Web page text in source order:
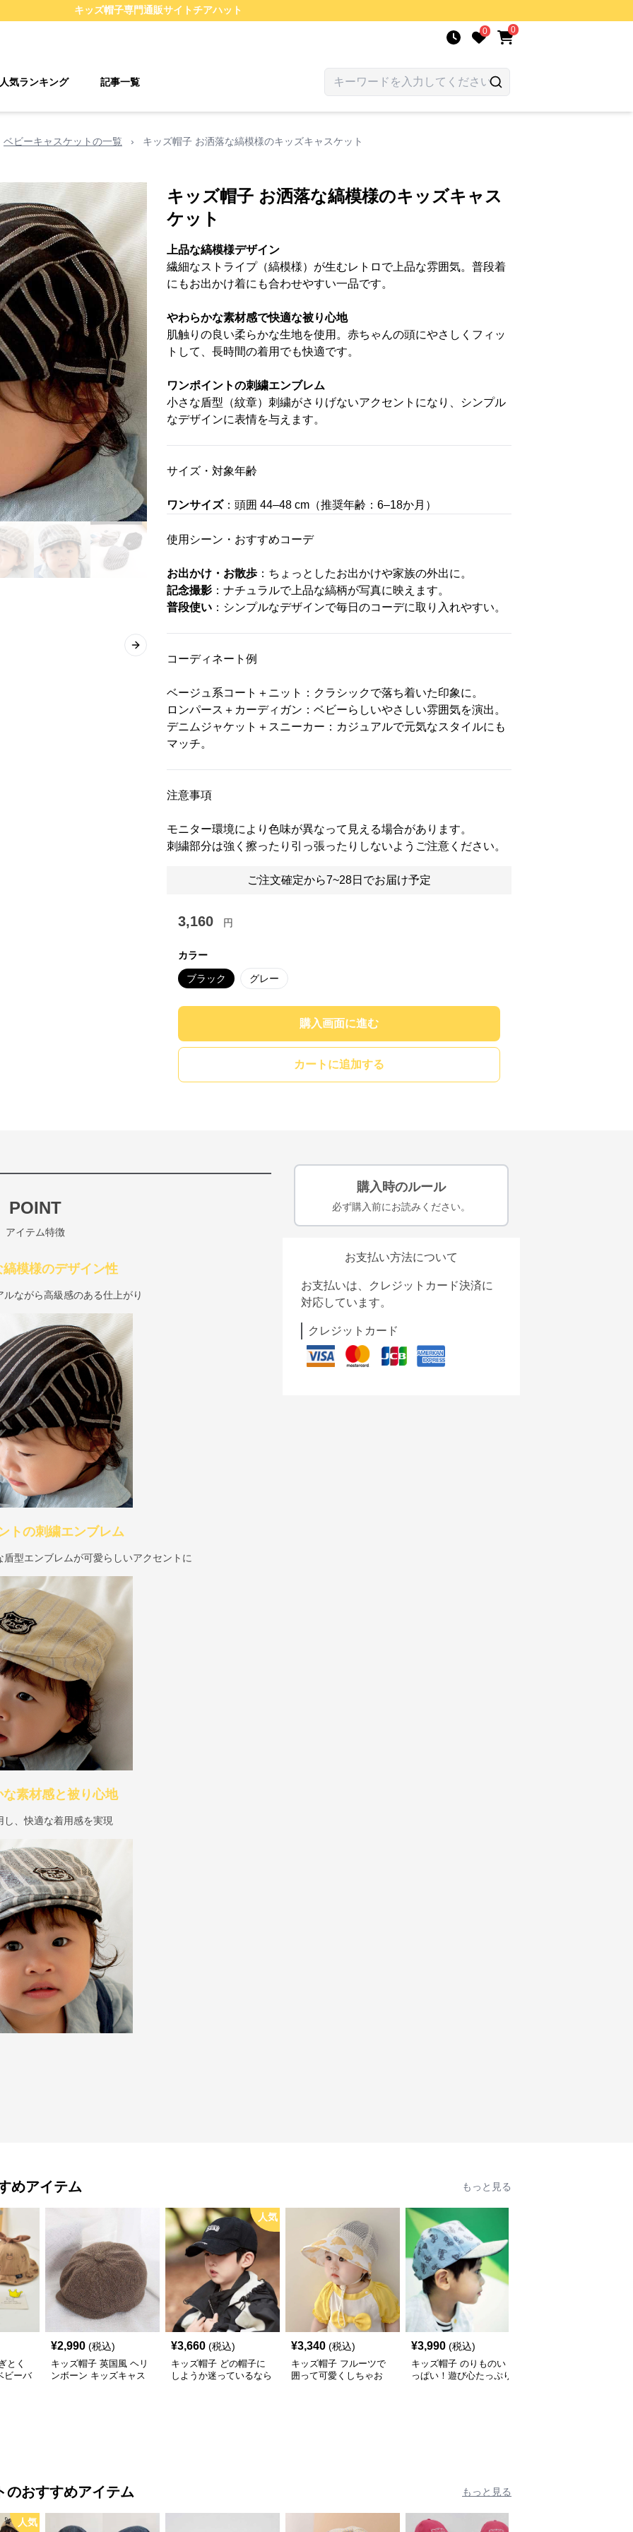
キッズ帽子専門通販サイトチアハット
0 0
人気ランキング 記事一覧
ベビーキャスケットの一覧 › キッズ帽子 お洒落な縞模様のキッズキャスケット
Next slide
キッズ帽子 お洒落な縞模様のキッズキャス
ケット
上品な縞模様デザイン
繊細なストライプ（縞模様）が生むレトロで上品な雰囲気。普段着
にもお出かけ着にも合わせやすい一品です。
やわらかな素材感で快適な被り心地
肌触りの良い柔らかな生地を使用。赤ちゃんの頭にやさしくフィッ
トして、長時間の着用でも快適です。
ワンポイントの刺繍エンブレム
小さな盾型（紋章）刺繍がさりげないアクセントになり、シンプル
なデザインに表情を与えます。
サイズ・対象年齢
ワンサイズ：頭囲 44–48 cm（推奨年齢：6–18か月）
使用シーン・おすすめコーデ
お出かけ・お散歩 ：ちょっとしたお出かけや家族の外出に。
記念撮影 ：ナチュラルで上品な縞柄が写真に映えます。
普段使い ：シンプルなデザインで毎日のコーデに取り入れやすい。
コーディネート例
ベージュ系コート＋ニット：クラシックで落ち着いた印象に。
ロンパース＋カーディガン：ベビーらしいやさしい雰囲気を演出。
デニムジャケット＋スニーカー：カジュアルで元気なスタイルにも
マッチ。
注意事項
モニター環境により色味が異なって見える場合があります。
刺繍部分は強く擦ったり引っ張ったりしないようご注意ください。
ご注文確定から7~28日でお届け予定
3,160 円
カラー
ブラック グレー
購入画面に進む
カートに追加する
POINT
アイテム特徴
縞模様のデザイン性
ながら高級感のある仕上がり
トの刺繍エンブレム
型エンブレムが可愛らしいアクセントに
な素材感と被り心地
、快適な着用感を実現
購入時のルール
必ず購入前にお読みください。
お支払い方法について
お支払いは、クレジットカード決済に
対応しています。
クレジットカード
めアイテム もっと見る
とく
ビーバ
¥2,990 (税込)
キッズ帽子 英国風 ヘリ
ンボーン キッズキャス
人気
¥3,660 (税込)
キッズ帽子 どの帽子に
しようか迷っているなら
¥3,340 (税込)
キッズ帽子 フルーツで
囲って可愛くしちゃお
¥3,990 (税込)
キッズ帽子 のりものい
っぱい！遊び心たっぷり
のおすすめアイテム もっと見る
人気